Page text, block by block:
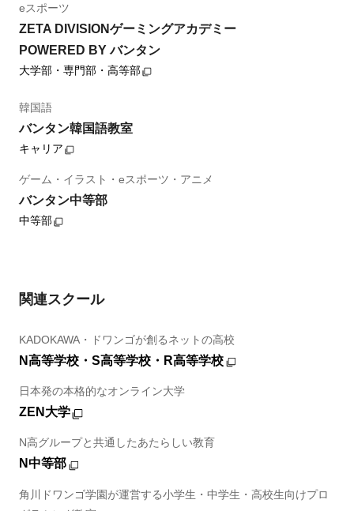
eスポーツ
ZETA DIVISIONゲーミングアカデミー
POWERED BY バンタン
大学部・専門部・高等部
韓国語
バンタン韓国語教室
キャリア
ゲーム・イラスト・eスポーツ・アニメ
バンタン中等部
中等部
関連スクール
KADOKAWA・ドワンゴが創るネットの高校
N高等学校・S高等学校・R高等学校
日本発の本格的なオンライン大学
ZEN大学
N高グループと共通したあたらしい教育
N中等部
角川ドワンゴ学園が運営する小学生・中学生・高校生向けプロ